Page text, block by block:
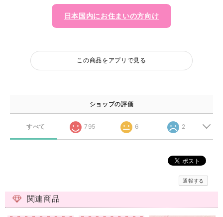
日本国内にお住まいの方向け
この商品をアプリで見る
ショップの評価
すべて 795 6 2
通報する
関連商品